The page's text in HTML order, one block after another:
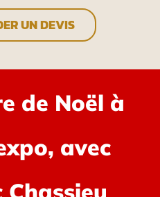
UN DEVIS
de Noël à
avec